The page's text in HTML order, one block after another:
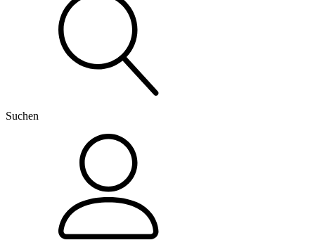
Suchen